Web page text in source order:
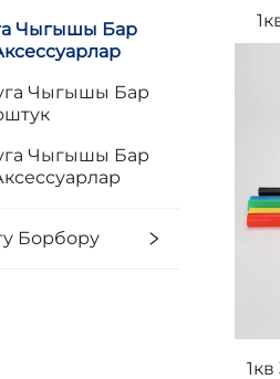
Чыгышы Бар
Чыгышы Бар
Чыгышы Бар
Борбору